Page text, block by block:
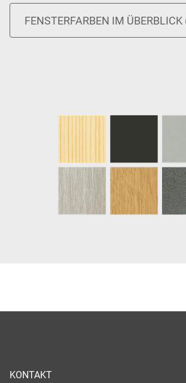
KONTAKT